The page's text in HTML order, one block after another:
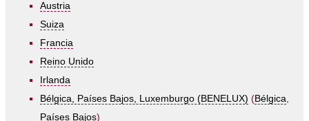
Austria
Suiza
Francia
Reino Unido
Irlanda
Bélgica, Países Bajos, Luxemburgo (BENELUX) (Bélgica,
Países Bajos)